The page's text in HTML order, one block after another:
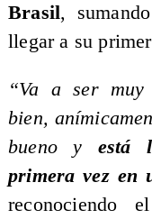
Brasil,
llegar a su
“Va a ser muy
bien,
bueno y está
primera vez en
reconociendo